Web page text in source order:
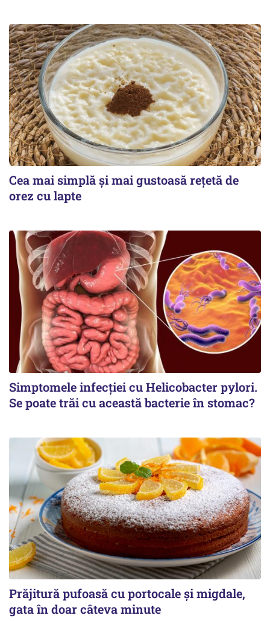
Cea mai simplă și mai gustoasă rețetă de
orez cu lapte
Simptomele infecției cu Helicobacter pylori.
Se poate trăi cu această bacterie în stomac?
Prăjitură pufoasă cu portocale și migdale,
gata în doar câteva minute